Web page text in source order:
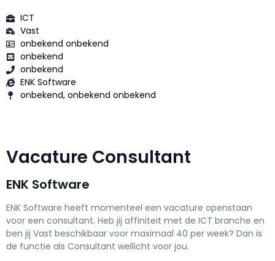
ICT
Vast
onbekend onbekend
onbekend
onbekend
ENK Software
onbekend, onbekend onbekend
Vacature Consultant
ENK Software
ENK Software heeft momenteel een vacature openstaan
voor een consultant. Heb jij affiniteit met de ICT branche en
ben jij Vast beschikbaar voor maximaal 40 per week? Dan is
de functie als Consultant wellicht voor jou.